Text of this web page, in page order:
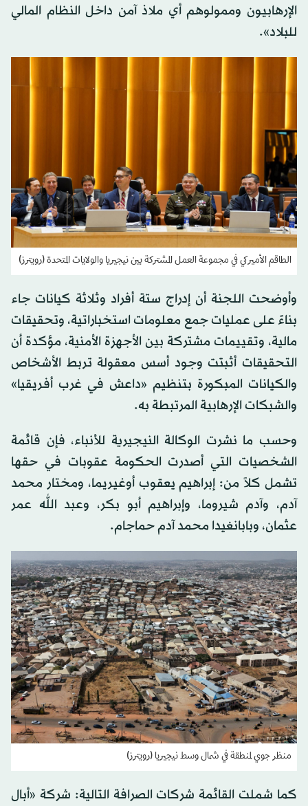
الإرهابيون وممولوهم أي ملاذ آمن داخل النظام المالي
للبلاد».
الطاقم الأميركي في مجموعة العمل المشتركة بين نيجيريا والولايات المتحدة (رويترز)
وأوضحت اللجنة أن إدراج ستة أفراد وثلاثة كيانات جاء
بناءً على عمليات جمع معلومات استخباراتية، وتحقيقات
مالية، وتقييمات مشتركة بين الأجهزة الأمنية، مؤكدة أن
التحقيقات أثبتت وجود أسس معقولة تربط الأشخاص
والكيانات المبكورة بتنظيم «داعش في غرب أفريقيا»
والشبكات الإرهابية المرتبطة به.
وحسب ما نشرت الوكالة النيجيرية للأنباء، فإن قائمة
الشخصيات التي أصدرت الحكومة عقوبات في حقها
تشمل كلاً من: إبراهيم يعقوب أوغيريما، ومختار محمد
آدم، وآدم شيروما، وإبراهيم أبو بكر، وعبد الله عمر
عثمان، وبابانغيدا محمد آدم حماجام.
منظر جوي لمنطقة في شمال وسط نيجيريا (رويترز)
كما شملت القائمة شركات الصرافة التالية: شركة «أبال